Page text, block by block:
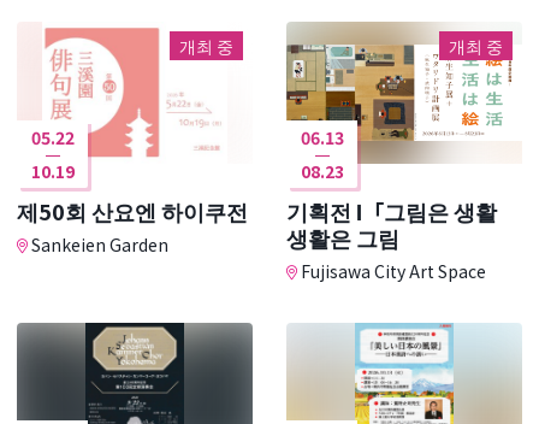
개최 중
05.22
10.19
제50회 산요엔 하이쿠전
Sankeien Garden
개최 중
06.13
08.23
기획전 Ⅰ「그림은 생활
생활은 그림
Fujisawa City Art Space